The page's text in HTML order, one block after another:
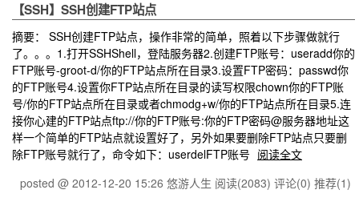
【SSH】SSH创建FTP站点
摘要： SSH创建FTP站点，操作非常的简单，照着以下步骤做就行
了。。。1.打开SSHShell，登陆服务器2.创建FTP账号：useradd你的
FTP账号-groot-d/你的FTP站点所在目录3.设置FTP密码：passwd你
的FTP账号4.设置你FTP站点所在目录的读写权限chown你的FTP账
号/你的FTP站点所在目录或者chmodg+w/你的FTP站点所在目录5.连
接你心建的FTP站点ftp://你的FTP账号:你的FTP密码@服务器地址这
样一个简单的FTP站点就设置好了，另外如果要删除FTP站点只要删
除FTP账号就行了，命令如下：userdelFTP账号 阅读全文
posted @ 2012-12-20 15:26 悠游人生 阅读(2083) 评论(0) 推荐(1)